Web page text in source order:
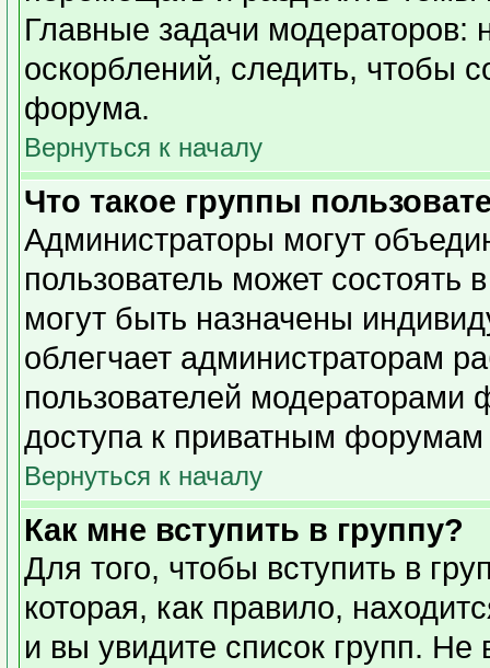
Главные задачи модераторов:
оскорблений, следить, чтобы
форума.
Вернуться к началу
Что такое группы
Администраторы могут
пользователь может состоять
могут быть назначены
облегчает администраторам
пользователей
доступа к приватным форумам
Вернуться к началу
Как мне вступить в группу?
Для того, чтобы вступить в
которая, как правило,
и вы увидите список групп. Не